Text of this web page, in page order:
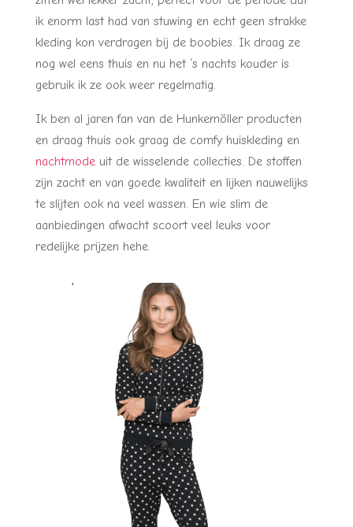
ik enorm last had van stuwing en echt geen strakke
kleding kon verdragen bij de boobies. Ik draag ze
nog wel eens thuis en nu het ‘s nachts kouder is
gebruik ik ze ook weer regelmatig.
Ik ben al jaren fan van de Hunkemöller producten
en draag thuis ook graag de comfy huiskleding en
nachtmodeuit de wisselende collecties. De stoffen
zijn zacht en van goede kwaliteit en lijken nauwelijks
te slijten ook na veel wassen. En wie slim de
aanbiedingen afwacht scoort veel leuks voor
redelijke prijzen hehe.